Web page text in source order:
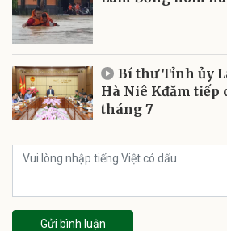
Bí thư Tỉnh ủy
Hà Niê Kđăm tiếp
tháng 7
Gửi bình luận